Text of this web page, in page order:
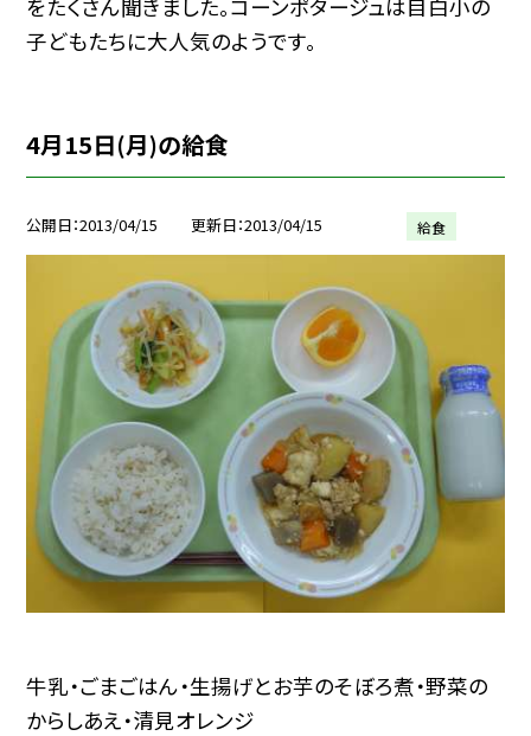
をたくさん聞きました。コーンポタージュは目白小の
子どもたちに大人気のようです。
4月15日(月)の給食
公開日 2013/04/15 更新日 2013/04/15 給食
牛乳・ごまごはん・生揚げとお芋のそぼろ煮・野菜の
からしあえ・清見オレンジ